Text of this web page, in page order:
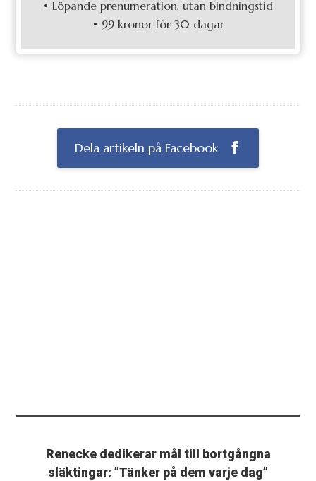
• Löpande prenumeration, utan bindningstid
• 99 kronor för 30 dagar
Dela artikeln på Facebook
Renecke dedikerar mål till bortgångna
släktingar: ”Tänker på dem varje dag”